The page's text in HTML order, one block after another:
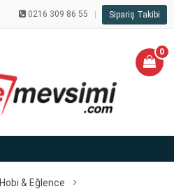
0216 309 86 55 Sipariş Takibi
0
Hobi & Eğlence